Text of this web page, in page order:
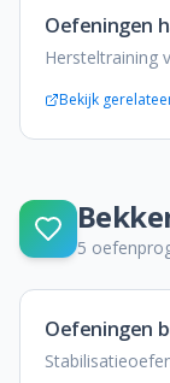
Oefeningen
Hersteltraining
Bekijk
5
Oefeningen